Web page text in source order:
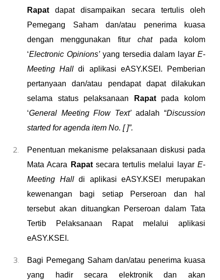
Rapat dapat disampaikan secara tertulis oleh
Pemegang Saham dan/atau penerima kuasa
dengan menggunakan fiturchat pada kolom
‘Electronic Opinions’yang tersedia dalam layar E-
Meeting Hall di aplikasi eASY.KSEI. Pemberian
pertanyaan dan/atau pendapat dapat dilakukan
selama status pelaksanaan
Rapatpada kolom
‘General Meeting Flow Text’adalah “Discussion
started for agenda item No. [ ]”.
Penentuan mekanisme pelaksanaan diskusi pada
Mata Acara
Rapatsecara tertulis melalui layarE-
Meeting Halldi aplikasi eASY.KSEI merupakan
kewenangan bagi setiap Perseroan dan hal
tersebut akan dituangkan Perseroan dalam Tata
Tertib Pelaksanaan Rapat melalui aplikasi
eASY.KSEI.
Bagi Pemegang Saham dan/atau penerima kuasa
yang hadir secara elektronik dan akan